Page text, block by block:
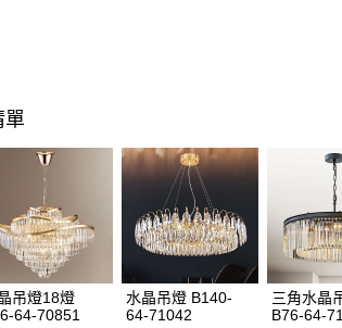
單
吊燈18燈
64-70851
水晶吊燈 B140-
64-71042
三角水晶
B76-64-